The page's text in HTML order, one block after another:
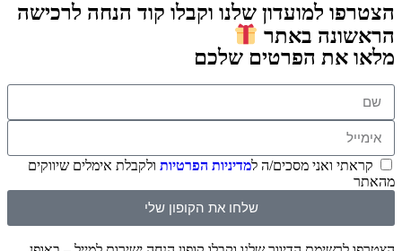
הצטרפו למועדון שלנו וקבלו קוד הנחה לרכישה
הראשונה באתר
מלאו את הפרטים שלכם
קראתי ואני מסכים/ה למדיניות הפרטיות ולקבלת אימלים שיווקים
מהאתר
שלחו את הקופון שלי